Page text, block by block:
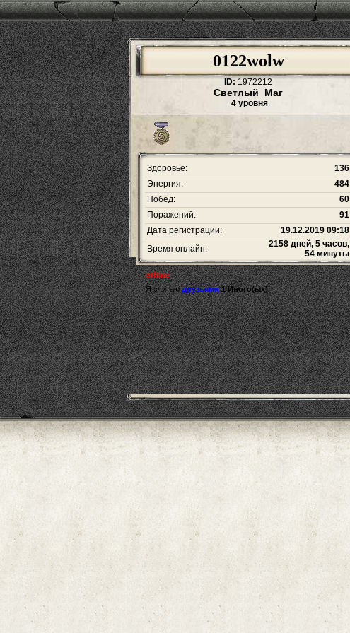
0122wolw
ID: 1972212
Светлый Маг
4 уровня
Здоровье:
136
Энергия:
484
Побед:
60
Поражений:
91
Дата регистрации:
19.12.2019 09:18
Время онлайн:
2158 дней, 5 часов,
54 минуты
offline
Я считаюдрузьями 1 Иного(ых).